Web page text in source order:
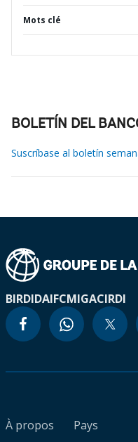
Mots clé
BOLETÍN DEL
Suscríbase al boletín
BIRDIDAIFCMIGACIRDI
À propos
Pays